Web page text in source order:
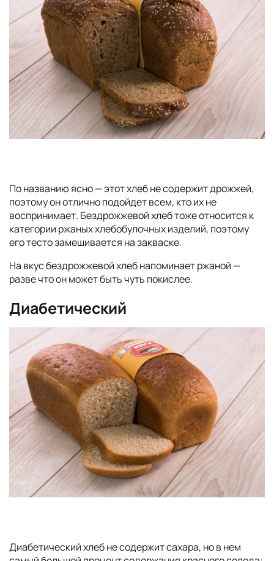
По названию ясно — этот хлеб не содержит дрожжей,
поэтому он отлично подойдет всем, кто их не
воспринимает. Бездрожжевой хлеб тоже относится к
категории ржаных хлебобулочных изделий, поэтому
его тесто замешивается на закваске.
На вкус бездрожжевой хлеб напоминает ржаной —
разве что он может быть чуть покислее.
Диабетический
Диабетический хлеб не содержит сахара, но в нем